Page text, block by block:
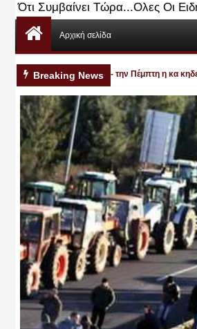
Ότι Συμβαίνει Τώρα...Ολες Οι
Αρχική σελίδα
Breaking News
στην Κατερίνη - την Πέμπτη η κα κηδεία